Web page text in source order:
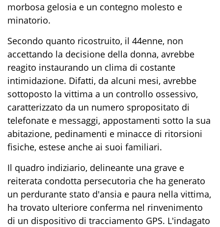
morbosa gelosia e un contegno molesto e
minatorio.
Secondo quanto ricostruito, il 44enne, non
accettando la decisione della donna, avrebbe
reagito instaurando un clima di costante
intimidazione. Difatti, da alcuni mesi, avrebbe
sottoposto la vittima a un controllo ossessivo,
caratterizzato da un numero spropositato di
telefonate e messaggi, appostamenti sotto la sua
abitazione, pedinamenti e minacce di ritorsioni
fisiche, estese anche ai suoi familiari.
Il quadro indiziario, delineante una grave e
reiterata condotta persecutoria che ha generato
un perdurante stato d'ansia e paura nella vittima,
ha trovato ulteriore conferma nel rinvenimento
di un dispositivo di tracciamento GPS. L'indagato